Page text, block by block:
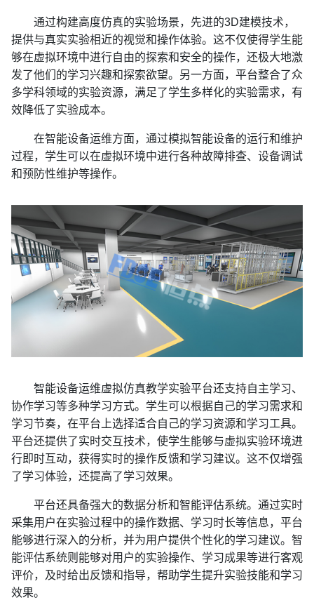
通过构建高度仿真的实验场景，先进的3D建模技术，
提供与真实实验相近的视觉和操作体验。这不仅使得学生能
够在虚拟环境中进行自由的探索和安全的操作，还极大地激
发了他们的学习兴趣和探索欲望。另一方面，平台整合了众
多学科领域的实验资源，满足了学生多样化的实验需求，有
效降低了实验成本。
在智能设备运维方面，通过模拟智能设备的运行和维护
过程，学生可以在虚拟环境中进行各种故障排查、设备调试
和预防性维护等操作。
智能设备运维虚拟仿真教学实验平台还支持自主学习、
协作学习等多种学习方式。学生可以根据自己的学习需求和
学习节奏，在平台上选择适合自己的学习资源和学习工具。
平台还提供了实时交互技术，使学生能够与虚拟实验环境进
行即时互动，获得实时的操作反馈和学习建议。这不仅增强
了学习体验，还提高了学习效果。
平台还具备强大的数据分析和智能评估系统。通过实时
采集用户在实验过程中的操作数据、学习时长等信息，平台
能够进行深入的分析，并为用户提供个性化的学习建议。智
能评估系统则能够对用户的实验操作、学习成果等进行客观
评价，及时给出反馈和指导，帮助学生提升实验技能和学习
效果。